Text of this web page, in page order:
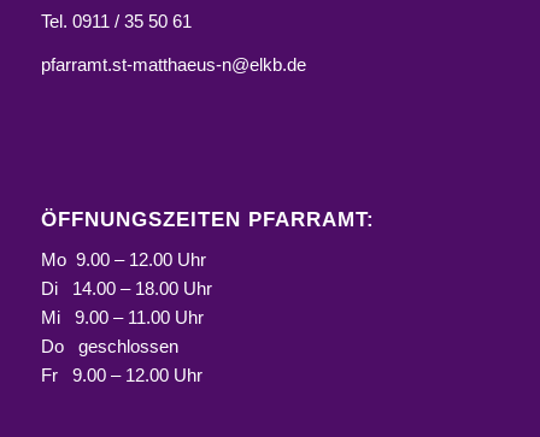
Tel. 0911 / 35 50 61
pfarramt.st-matthaeus-n@elkb.de
ÖFFNUNGSZEITEN PFARRAMT:
Mo 9.00 – 12.00 Uhr
Di 14.00 – 18.00 Uhr
Mi 9.00 – 11.00 Uhr
Do geschlossen
Fr 9.00 – 12.00 Uhr